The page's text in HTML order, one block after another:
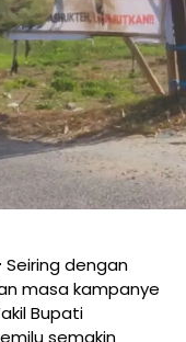
Seiring dengan
masa kampanye
Bupati
semakin